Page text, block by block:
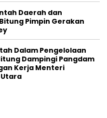
Daerah dan
Pimpin Gerakan
Dalam Pengelolaan
Dampingi Pangdam
Kerja Menteri